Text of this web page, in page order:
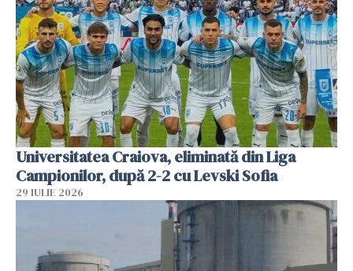
Universitatea Craiova, eliminată din Liga
Campionilor, după 2-2 cu Levski Sofia
29 IULIE 2026